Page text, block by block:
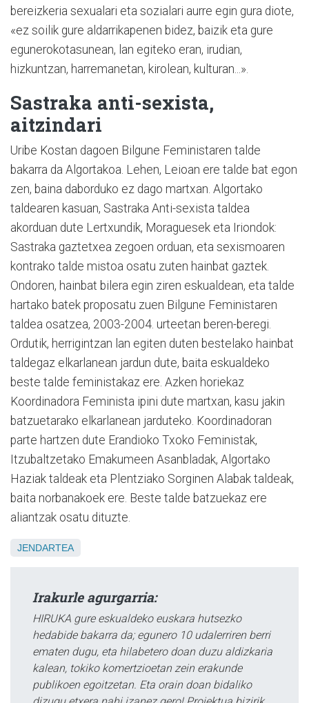
bereizkeria sexualari eta sozialari aurre egin gura diote,
«ez soilik gure aldarrikapenen bidez, baizik eta gure
egunerokotasunean, lan egiteko eran, irudian,
hizkuntzan, harremanetan, kirolean, kulturan...».
Sastraka anti-sexista,
aitzindari
Uribe Kostan dagoen Bilgune Feministaren talde
bakarra da Algortakoa. Lehen, Leioan ere talde bat egon
zen, baina daborduko ez dago martxan. Algortako
taldearen kasuan, Sastraka Anti-sexista taldea
akorduan dute Lertxundik, Moraguesek eta Iriondok:
Sastraka gaztetxea zegoen orduan, eta sexismoaren
kontrako talde mistoa osatu zuten hainbat gaztek.
Ondoren, hainbat bilera egin ziren eskualdean, eta talde
hartako batek proposatu zuen Bilgune Feministaren
taldea osatzea, 2003-2004. urteetan beren-beregi.
Ordutik, herrigintzan lan egiten duten bestelako hainbat
taldegaz elkarlanean jardun dute, baita eskualdeko
beste talde feministakaz ere. Azken horiekaz
Koordinadora Feminista ipini dute martxan, kasu jakin
batzuetarako elkarlanean jarduteko. Koordinadoran
parte hartzen dute Erandioko Txoko Feministak,
Itzubaltzetako Emakumeen Asanbladak, Algortako
Haziak taldeak eta Plentziako Sorginen Alabak taldeak,
baita norbanakoek ere. Beste talde batzuekaz ere
aliantzak osatu dituzte.
JENDARTEA
Irakurle agurgarria:
HIRUKA gure eskualdeko euskara hutsezko
hedabide bakarra da; egunero 10 udalerriren berri
ematen dugu, eta hilabetero doan duzu aldizkaria
kalean, tokiko komertzioetan zein erakunde
publikoen egoitzetan. Eta orain doan bidaliko